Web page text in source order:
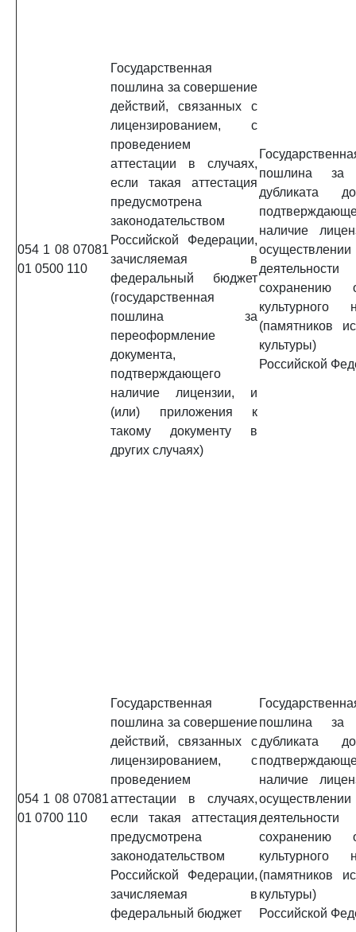
054 1 08 07081
01 0500 110
Государственная
пошлина за совершение
действий, связанных с
лицензированием, с
проведением
аттестации в случаях,
если такая аттестация
предусмотрена
законодательством
Российской Федерации,
зачисляемая в
федеральный бюджет
(государственная
пошлина за
переоформление
документа,
подтверждающего
наличие лицензии, и
(или) приложения к
такому документу в
других случаях)
пошлина за
дубликата
наличие
осуществлении
сохранению
культурного
(памятников
культуры)
Российской
054 1 08 07081
01 0700 110
Государственная
пошлина за совершение
действий, связанных с
лицензированием, с
проведением
аттестации в случаях,
если такая аттестация
предусмотрена
законодательством
Российской Федерации,
зачисляемая в
федеральный бюджет
пошлина за
дубликата
наличие
осуществлении
сохранению
культурного
(памятников
культуры)
Российской